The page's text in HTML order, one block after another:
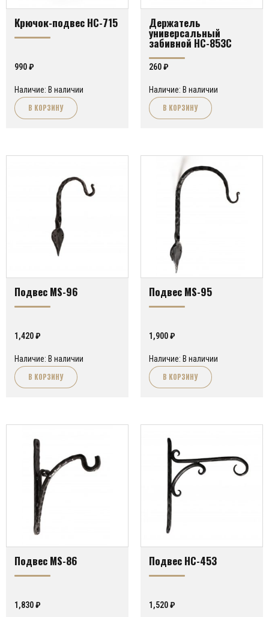
Крючок-подвес HC-715
990₽
Наличие: В наличии
В КОРЗИНУ
Держатель
универсальный
забивной HC-853C
260₽
Наличие: В наличии
В КОРЗИНУ
Подвес MS-96
1,420₽
Наличие: В наличии
В КОРЗИНУ
Подвес MS-95
1,900₽
Наличие: В наличии
В КОРЗИНУ
Подвес MS-86
1,830₽
Подвес HC-453
1,520₽